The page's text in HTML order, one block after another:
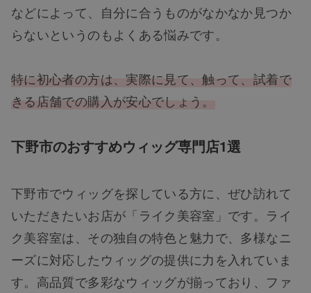
などによって、自分に合うものがなかなか見つか
らないというのもよくある悩みです。
特に初心者の方は、実際に見て、触って、試着で
きる店舗での購入が安心でしょう。
下野市のおすすめウィッグ専門店1選
下野市でウィッグを探している方に、ぜひ訪れて
いただきたいお店が「ライク美容室」です。ライ
ク美容室は、その独自の特色と魅力で、多様なニ
ーズに対応したウィッグの提供に力を入れていま
す。高品質で多彩なウィッグが揃っており、ファ